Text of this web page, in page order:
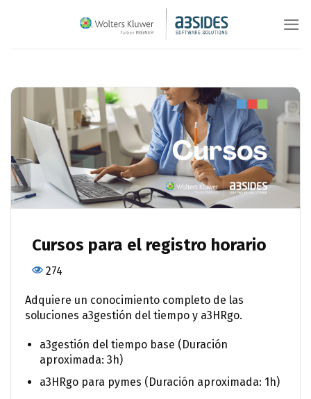
Cursos para el registro horario
274
Adquiere un conocimiento completo de las
soluciones a3gestión del tiempo y a3HRgo.
a3gestión del tiempo base (Duración
aproximada: 3h)
a3HRgo para pymes (Duración aproximada: 1h)